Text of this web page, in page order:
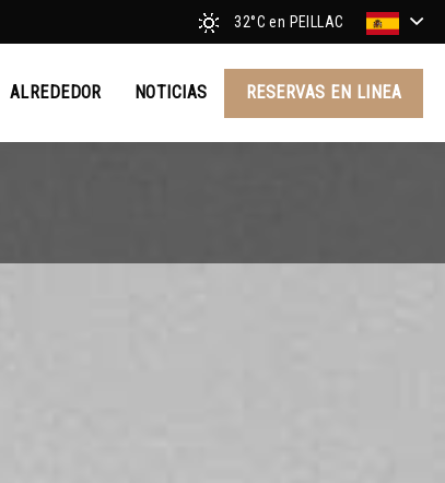
32°C en PEILLAC
ALREDEDOR NOTICIAS RESERVAS EN LINEA